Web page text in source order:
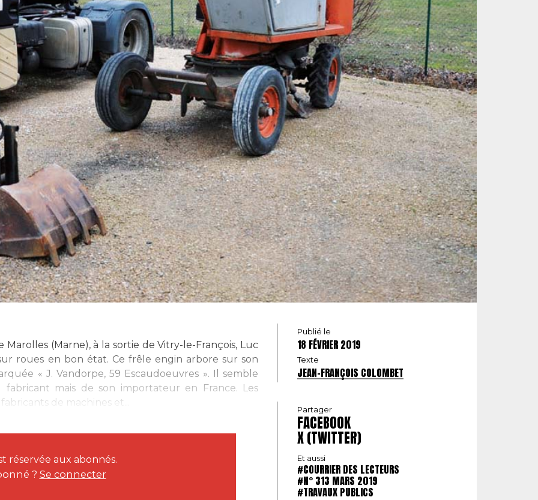
(Marne), à la sortie de Vitry-le-François, Luc
roues en bon état. Ce frêle engin arbore sur son
« J. Vandorpe, 59 Escaudoeuvres ». Il semble
fabricant mais de son importateur en France. Les
de machines et...
réservée aux abonnés.
? Se connecter
Publié le
18 FÉVRIER 2019
Texte
JEAN-FRANÇOIS COLOMBET
Partager
FACEBOOK
X (TWITTER)
Et aussi
#COURRIER DES LECTEURS
#N° 313 MARS 2019
#TRAVAUX PUBLICS